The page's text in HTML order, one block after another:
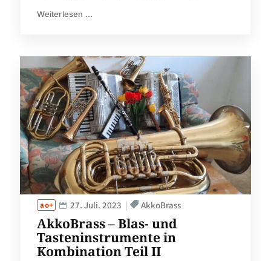
Weiterlesen ...
AkkoBrass – Blas- und
Tasteninstrumente in
Kombination Teil II
27. Juli. 2023 AkkoBrass